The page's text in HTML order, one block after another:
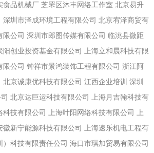
食品机械厂 芝罘区沐丰网络工作室 北京易升
深圳市泽成环境工程有限公司 北京宥泽商贸有
限公司 深圳市郎图传媒有限公司 临洮县微距
阳创业投资基金有限公司
上海立和晨科技有限
限公司 钟祥市景鸿装饰工程有限公司 浙江阿
北京诚康优科技有限公司 江西企业培训 深圳
北京达巨运科技有限公司
上海月吉翰科技有
科技有限公司 上海叶阳网络科技有限公司
上
徽新宁能源科技有限公司
上海速乐机电工程有
）科技有限责任公司 海口市琪加贸易有限公司